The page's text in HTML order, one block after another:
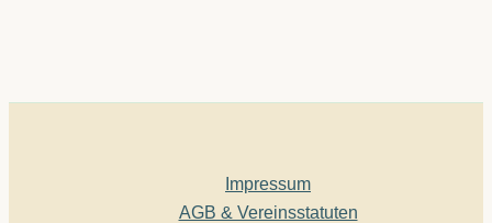
Impressum
AGB & Vereinsstatuten